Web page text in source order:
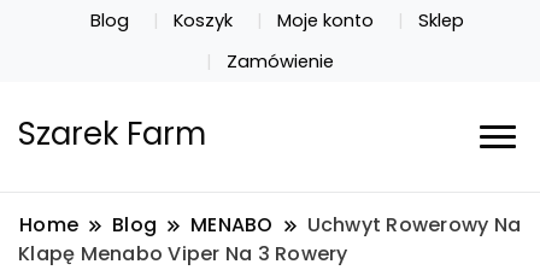
Blog Koszyk Moje konto
Sklep
Zamówienie
Szarek Farm
Home Blog MENABO
Uchwyt Rowerowy Na
Klapę Menabo Viper Na 3 Rowery